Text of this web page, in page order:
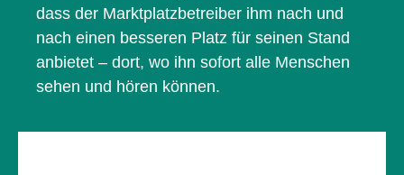
dass der Marktplatzbetreiber ihm nach und
nach einen besseren Platz für seinen Stand
anbietet – dort, wo ihn sofort alle Menschen
sehen und hören können.